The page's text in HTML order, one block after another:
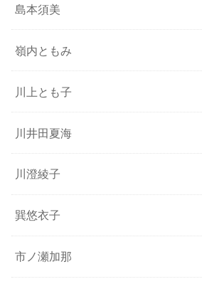
島本須美
嶺内ともみ
川上とも子
川井田夏海
川澄綾子
巽悠衣子
市ノ瀬加那